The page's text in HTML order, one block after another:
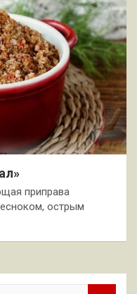
приправа
острым